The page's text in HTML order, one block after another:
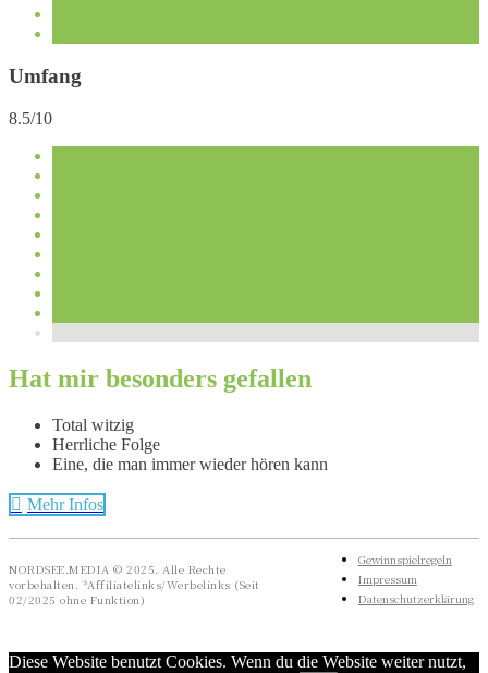
Umfang
8.5/10
Hat mir besonders gefallen
Total witzig
Herrliche Folge
Eine, die man immer wieder hören kann
Mehr Infos
NORDSEE.MEDIA © 2025. Alle Rechte
vorbehalten. *Affiliatelinks/Werbelinks (Seit
02/2025 ohne Funktion)
Gewinnspielregeln
Impressum
Datenschutzerklärung
Diese Website benutzt Cookies. Wenn du die Website weiter nutzt,